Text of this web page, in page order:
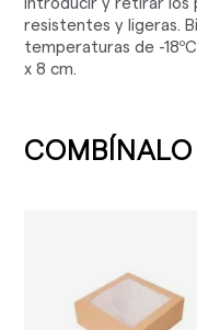
introducir y retirar los
resistentes y ligeras.
temperaturas de -
x 8 cm.